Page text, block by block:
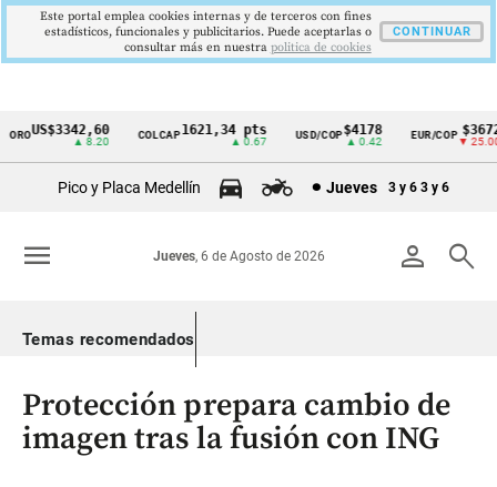
Cintillo
Colombia
US$3342,60
▲ 8.20
COLCAP1621,34 pts
▲ 0.67
USD/COP$4178
▲ 0.42
EUR/COP $3672
▼ 25.00
Pico y Placa Medellín Jueves 3 y 6 3 y 6
person search
Jueves, 6 de Agosto de 2026
menu
Temas recomendados
Protección prepara cambio de
imagen tras la fusión con ING
Este portal emplea cookies internas y de terceros con fines
estadísticos, funcionales y publicitarios. Puede aceptarlas o
consultar más en nuestra politica de cookies
CONTINUAR